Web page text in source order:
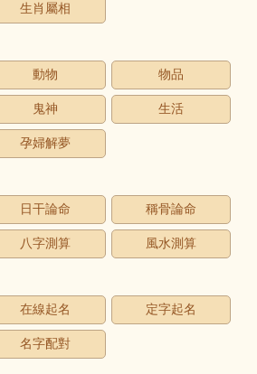
生肖屬相
動物 物品
鬼神 生活
孕婦解夢
日干論命 稱骨論命
八字測算 風水測算
在線起名 定字起名
名字配對